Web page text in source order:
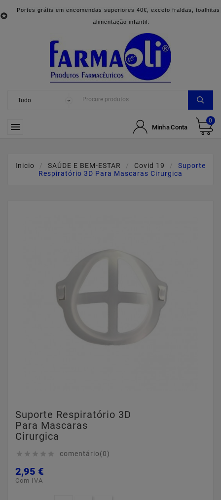

Portes grátis em encomendas superiores 40€, exceto fraldas, toalhitas
alimentação infantil.
 Minha Conta
0
Inicio SAÚDE E BEM-ESTAR Covid 19
Suporte
Respiratório 3D Para Mascaras Cirurgica
Suporte Respiratório 3D
Para Mascaras
Cirurgica
     comentário(0)
2,95 €
Com IVA